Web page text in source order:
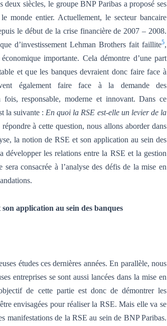
siècles, le groupe BNP Paribas a proposé ses
monde entier. Actuellement, le secteur bancaire
le début de la crise financière de 2007 – 2008.
d’investissement Lehman Brothers fait faillite5,
importante. Cela démontre d’une part
et que les banques devraient donc faire face à
également faire face à la demande des
responsable, moderne et innovant. Dans ce
la suivante : En quoi la RSE est-elle un levier de la
à cette question, nous allons aborder dans
la notion de RSE et son application au sein des
développer les relations entre la RSE et la gestion
sera consacrée à l’analyse des défis de la mise en
application au sein des banques
études ces dernières années. En parallèle, nous
entreprises se sont aussi lancées dans la mise en
de cette partie est donc de démontrer les
envisagées pour réaliser la RSE. Mais elle va se
manifestations de la RSE au sein de BNP Paribas.